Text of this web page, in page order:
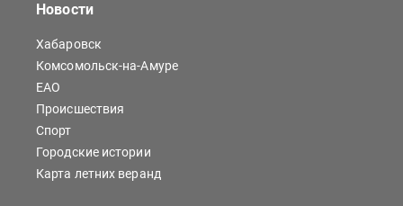
Новости
Хабаровск
Комсомольск-на-Амуре
ЕАО
Происшествия
Спорт
Городские истории
Карта летних веранд